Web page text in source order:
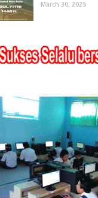
March 30, 2025